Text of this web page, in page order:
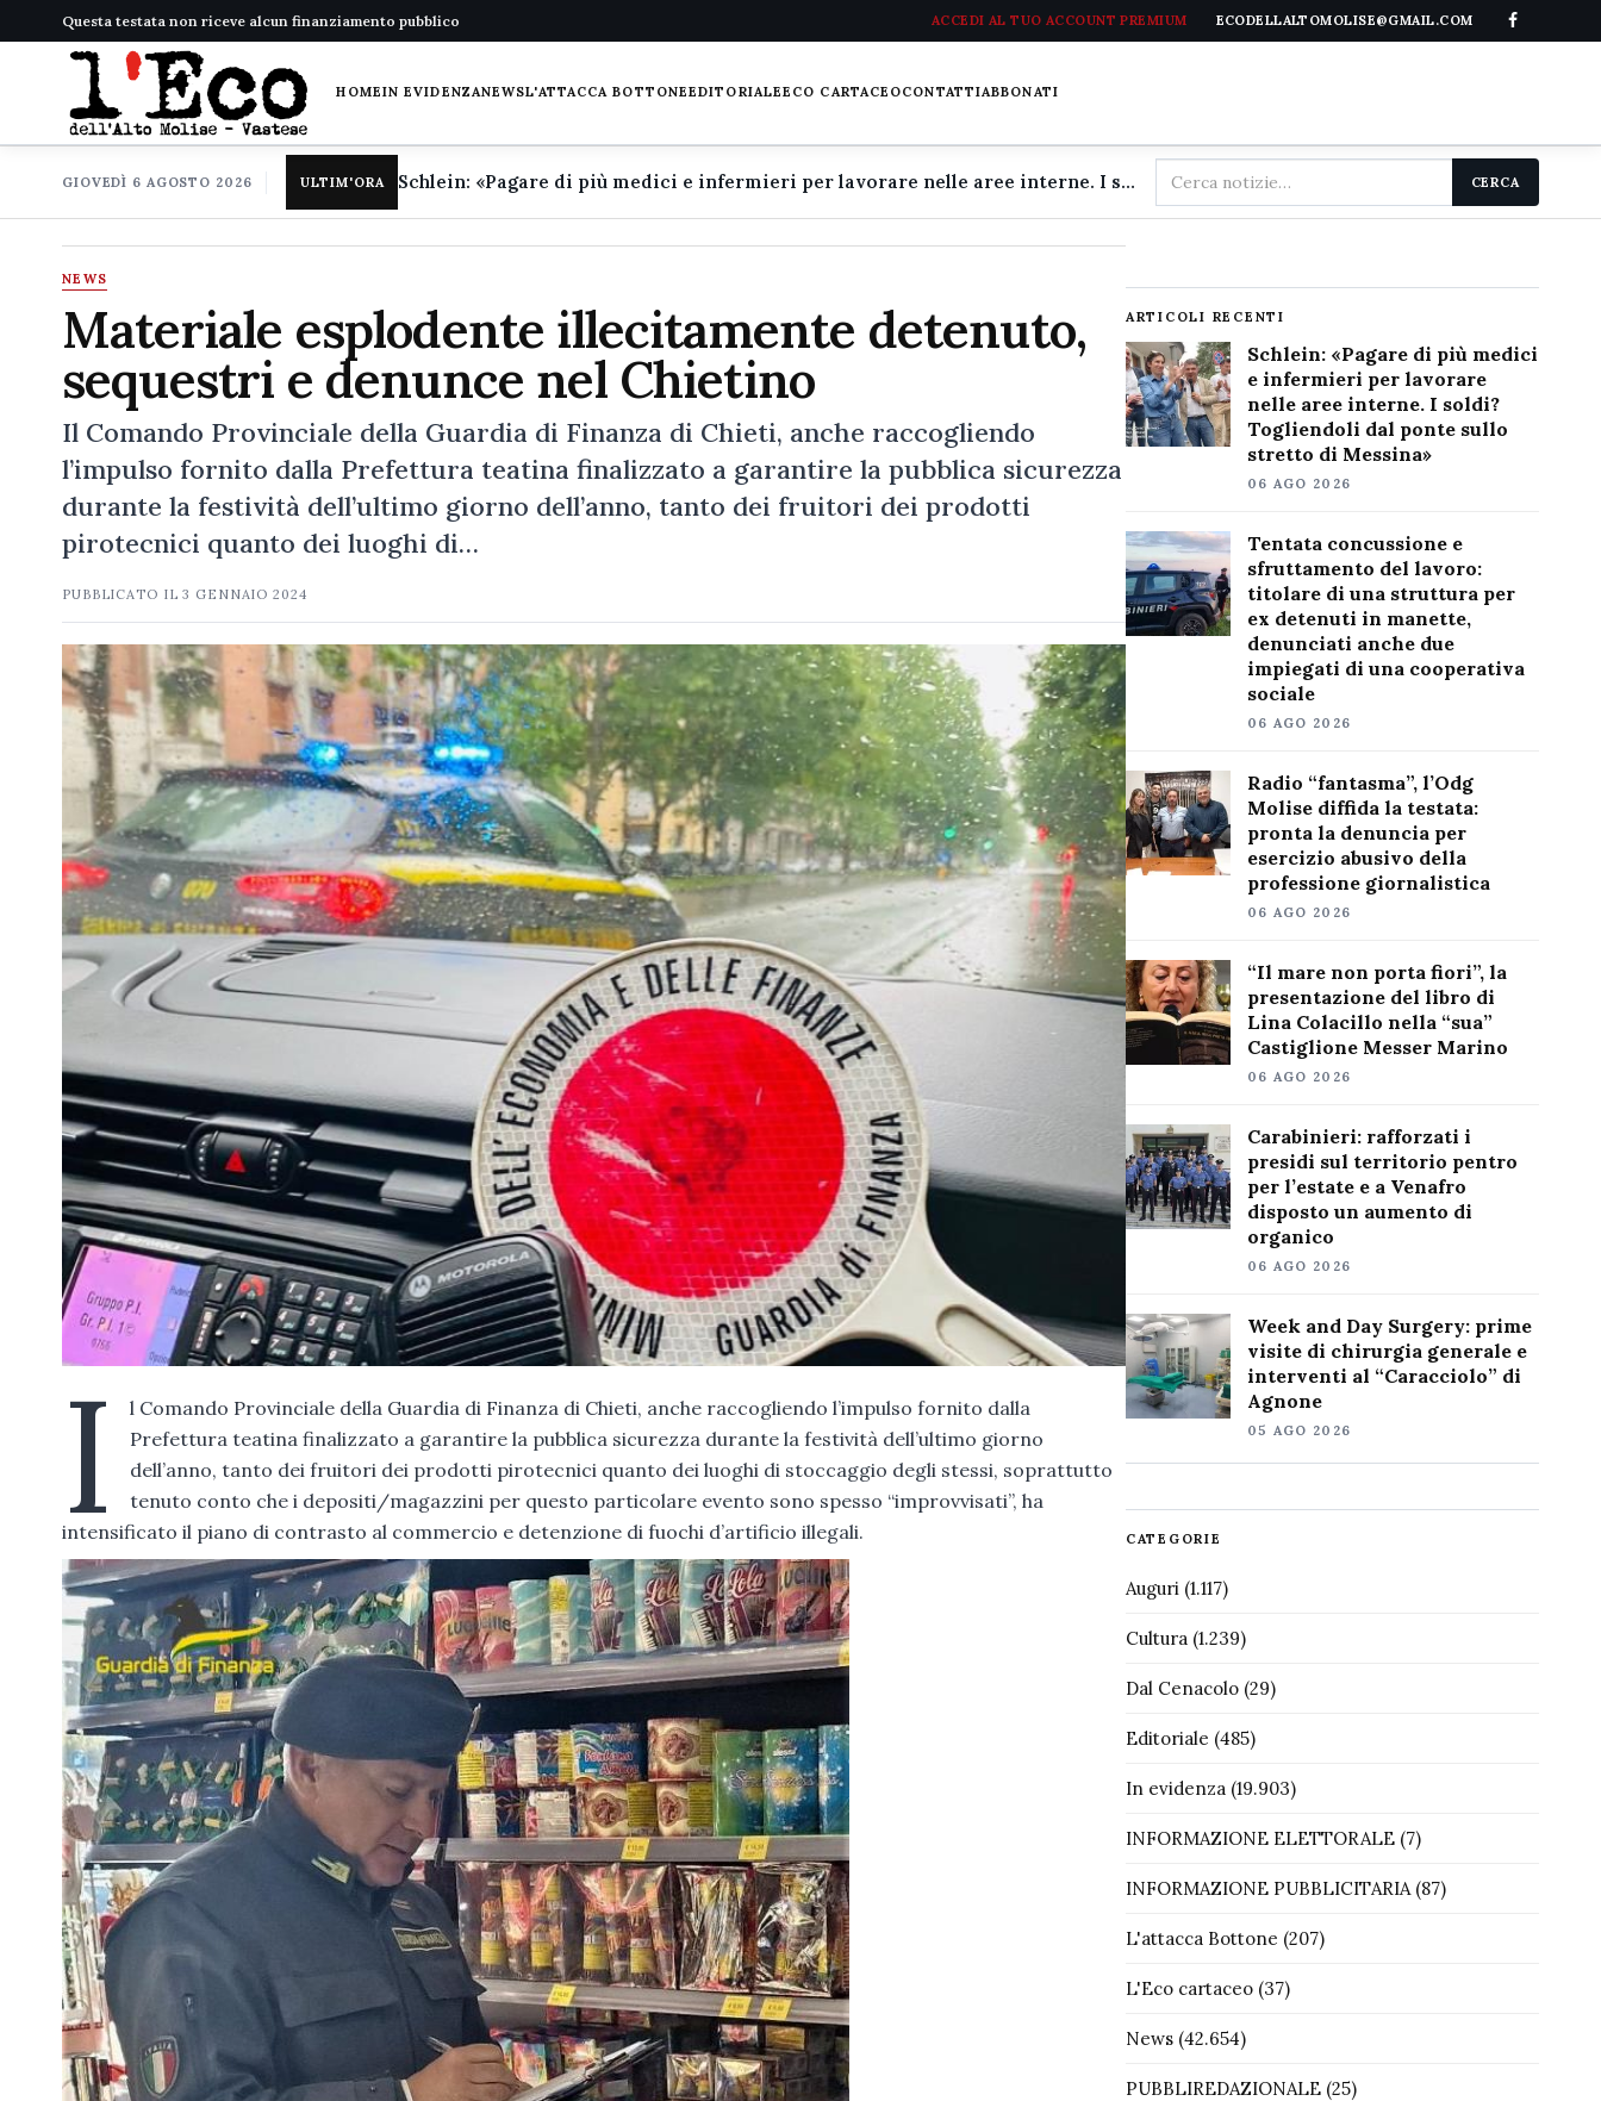
Questa testata non riceve alcun finanziamento pubblico ACCEDI AL TUO ACCOUNT PREMIUM ECODELLALTOMOLISE@GMAIL.COM
HOMEIN EVIDENZANEWSL'ATTACCA BOTTONEEDITORIALEECO CARTACEOCONTATTIABBONATI
GIOVEDÌ 6 AGOSTO 2026 ULTIM'ORA Schlein: «Pagare di più medici e infermieri per lavorare nelle aree interne. I soldi? Togliendoli dal ponte sullo stretto di Messina»
Cerca
nel
CERCA
NEWS
Materiale esplodente illecitamente detenuto,
sequestri e denunce nel Chietino
Il Comando Provinciale della Guardia di Finanza di Chieti, anche raccogliendo
l’impulso fornito dalla Prefettura teatina finalizzato a garantire la pubblica sicurezza
durante la festività dell’ultimo giorno dell’anno, tanto dei fruitori dei prodotti
pirotecnici quanto dei luoghi di…
PUBBLICATO IL3 GENNAIO 2024
I
l Comando Provinciale della Guardia di Finanza di Chieti, anche raccogliendo l’impulso fornito dalla
Prefettura teatina finalizzato a garantire la pubblica sicurezza durante la festività dell’ultimo giorno
dell’anno, tanto dei fruitori dei prodotti pirotecnici quanto dei luoghi di stoccaggio degli stessi, soprattutto
tenuto conto che i depositi/magazzini per questo particolare evento sono spesso “improvvisati”, ha
intensificato il piano di contrasto al commercio e detenzione di fuochi d’artificio illegali.
ARTICOLI RECENTI
Schlein: «Pagare di più medici
e infermieri per lavorare
nelle aree interne. I soldi?
Togliendoli dal ponte sullo
stretto di Messina»
06 AGO 2026
Tentata concussione e
sfruttamento del lavoro:
titolare di una struttura per
ex detenuti in manette,
denunciati anche due
impiegati di una cooperativa
sociale
06 AGO 2026
Radio “fantasma”, l’Odg
Molise diffida la testata:
pronta la denuncia per
esercizio abusivo della
professione giornalistica
06 AGO 2026
“Il mare non porta fiori”, la
presentazione del libro di
Lina Colacillo nella “sua”
Castiglione Messer Marino
06 AGO 2026
Carabinieri: rafforzati i
presidi sul territorio pentro
per l’estate e a Venafro
disposto un aumento di
organico
06 AGO 2026
Week and Day Surgery: prime
visite di chirurgia generale e
interventi al “Caracciolo” di
Agnone
05 AGO 2026
CATEGORIE
Auguri(1.117)
Cultura(1.239)
Dal Cenacolo(29)
Editoriale (485)
In evidenza(19.903)
INFORMAZIONE ELETTORALE(7)
INFORMAZIONE PUBBLICITARIA(87)
L'attacca Bottone (207)
L'Eco cartaceo(37)
News(42.654)
PUBBLIREDAZIONALE(25)